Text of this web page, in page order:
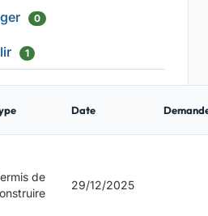
0
1
Date
de
29/12/2025